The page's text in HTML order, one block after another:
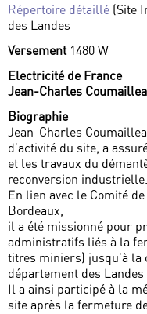
Répertoire détaillé (Site
des Landes
Versement 1480 W
Electricité de France
Jean-Charles
Biographie
Jean-Charles
d’activité du site, a
et les travaux du
reconversion industrielle.
En lien avec le Comité
Bordeaux,
il a été missionné pour
administratifs liés à la
titres miniers) jusqu’à la
département des Landes
Il a ainsi participé à la
site après la fermeture